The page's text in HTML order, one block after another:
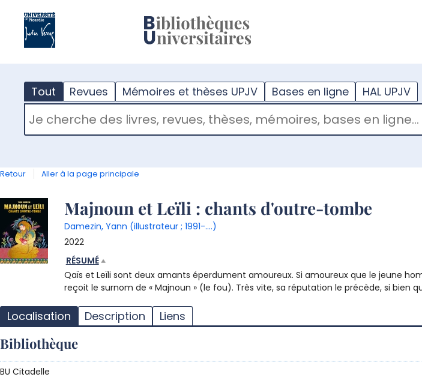
Tout Revues Mémoires et thèses UPJV Bases en ligne HAL UPJV
RECHERCHER DANS "TOUT"
Retour Aller à la page principale
Détail
document
Majnoun et Leïli : chants d'outre-tombe
Damezin, Yann (illustrateur ; 1991-....)
2022
RÉSUMÉ
Qaïs et Leïli sont deux amants éperdument amoureux. Si amoureux que le jeune
reçoit le surnom de « Majnoun » (le fou). Très vite, sa réputation le précède, si bien
Localisation Description Liens
Bibliothèque
BU Citadelle